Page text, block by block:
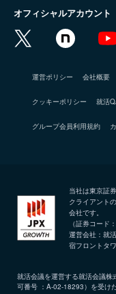
オフィシャルアカウント
運営ポリシー 会社概要
クッキーポリシー 就活
グループ会員利用規約
当社は東京証
クライアント
会社です。
（証券コード
運営会社：就
宿フロントタ
就活会議を運営する就活会議
可番号 ：A-02-18293）を受け